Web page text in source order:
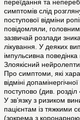
переїдання та
симптомів слід
поступової відміни
повідомляли,
зазвичай розлади
лікування. У деяких
імпульсивна поведінка
Злоякісний
Про симптоми, які
відміні
поступово (див.
У зв’язку з ризиком
пацієнтам із тяжкими
(зокрема з коронарною